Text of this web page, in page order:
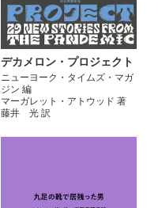
デカメロン・プロジェクト
ニューヨーク・タイムズ・マガ
ジン 編
マーガレット・アトウッド 著
藤井 光 訳